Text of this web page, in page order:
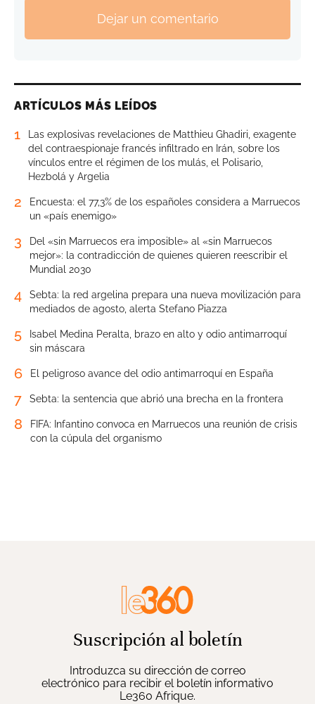
Dejar un comentario
ARTÍCULOS MÁS LEÍDOS
1
Las explosivas revelaciones de Matthieu Ghadiri, exagente
del contraespionaje francés infiltrado en Irán, sobre los
vínculos entre el régimen de los mulás, el Polisario,
Hezbolá y Argelia
2
Encuesta: el 77,3% de los españoles considera a Marruecos
un «país enemigo»
3
Del «sin Marruecos era imposible» al «sin Marruecos
mejor»: la contradicción de quienes quieren reescribir el
Mundial 2030
4
Sebta: la red argelina prepara una nueva movilización para
mediados de agosto, alerta Stefano Piazza
5
Isabel Medina Peralta, brazo en alto y odio antimarroquí
sin máscara
6 El peligroso avance del odio antimarroquí en España
7 Sebta: la sentencia que abrió una brecha en la frontera
8
FIFA: Infantino convoca en Marruecos una reunión de crisis
con la cúpula del organismo
Suscripción al boletín
Introduzca su dirección de correo
electrónico para recibir el boletín informativo
Le360 Afrique.